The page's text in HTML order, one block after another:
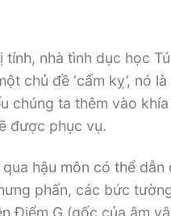
nhà tình dục học
chủ đề ‘cấm kỵ’, nó
chúng ta thêm vào
được phục vụ.
hậu môn có thể
phấn, các bức
Điểm G (gốc của âm